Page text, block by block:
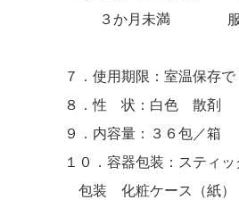
３か月未満
７．使用期限 ：室温保存
８．性 状 ：白色 散剤
９．内容量 ：３６包／箱
１０．容器包装 ：スティ
包装 化粧ケース（紙）